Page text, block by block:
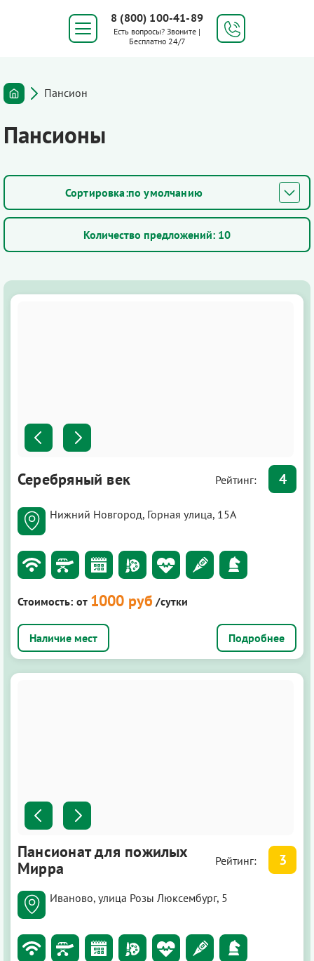
8 (800) 100-41-89
Есть вопросы? Звоните |
Бесплатно 24/7
Пансион
Пансионы
по умолчанию
Количество предложений: 10
Серебряный век Рейтинг: 4
Нижний Новгород, Горная улица, 15А
Стоимость: от 1000 руб /сутки
Подробнее
Пансионат для пожилых
Мирра
Рейтинг: 3
Иваново, улица Розы Люксембург, 5